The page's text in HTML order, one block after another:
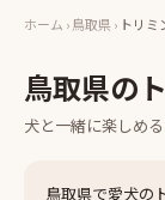
ホーム ›鳥取県› トリミ
鳥取県の
犬と一緒に楽しめる
鳥取県で愛犬の